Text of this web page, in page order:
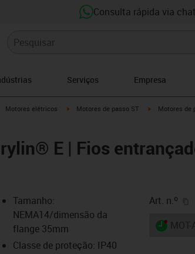
Consulta rápida via
Serviços Empresa
igus-icon-arrow-right
Motores elétricos igus-icon-arrow-right
Motores de passo ST igus-icon-
Motores de
E | Fios
Tamanho:
NEMA14/dimensão da
flange 35mm
Classe de proteção: IP40
Art. n.º
igus-